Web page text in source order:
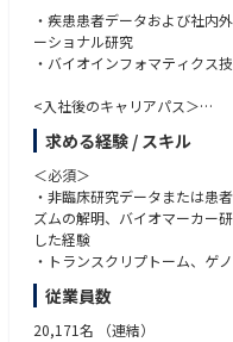
・疾患患者データおよび社内
ーショナル研究
・バイオインフォマティクス
<入社後のキャリアパス＞
・創薬研究の初期探索または
・データ駆動型創薬研究基盤
求める経験 / スキル
＜必須＞
・非臨床研究データまたは患
ズムの解明、バイオマーカー
した経験
・トランスクリプトーム、ゲ
セル解析などのオミクスデータ
・生物学的・薬理学的な仮説
を解釈して次の実験や研究方針
従業員数
20,171名 （連結）